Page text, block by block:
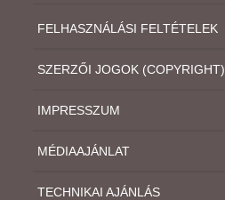
FELHASZNÁLÁSI FELTÉTELEK
SZERZŐI JOGOK (COPYRIGHT)
IMPRESSZUM
MÉDIAAJÁNLAT
TECHNIKAI AJÁNLÁS